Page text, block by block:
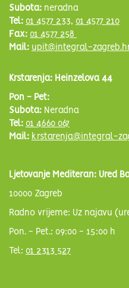
Subota: neradna
Tel: 01 4577 233, 01 4577 210
Fax: 01 4577 258
Mail: upit@integral-
Krstarenja: Heinzelova 44
Pon - Pet:
Subota: Neradna
Tel: 01 4660 067
Mail: krstarenja@integral-
Ljetovanje Mediteran: Ured
10000 Zagreb
Radno vrijeme: Uz najavu
Pon. - Pet.: 09:00 - 15:00 h
Tel: 01 2313 527